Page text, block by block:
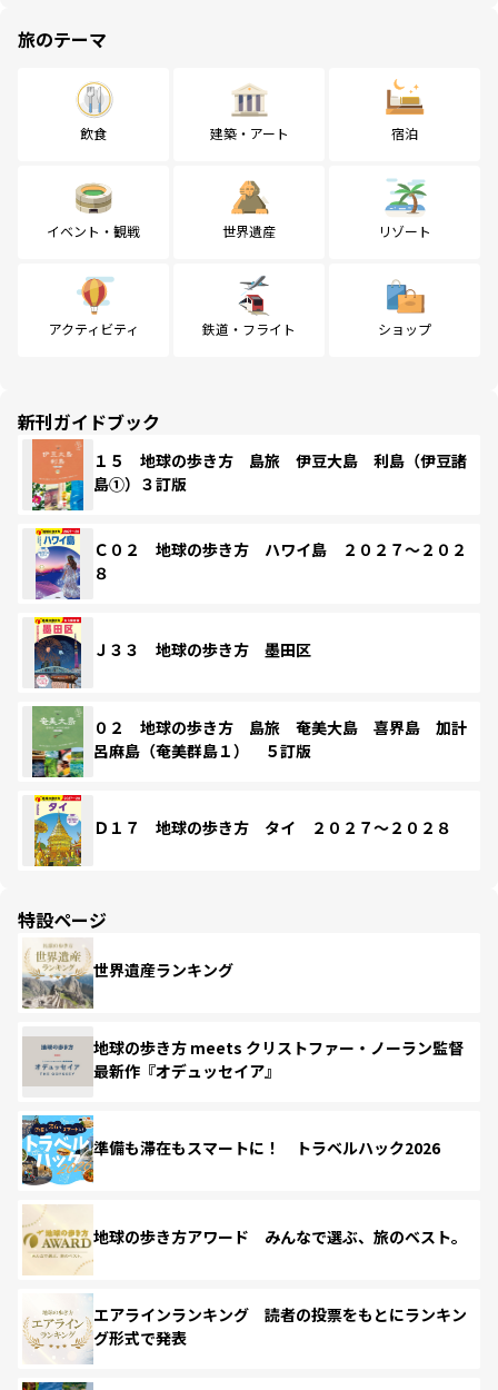
旅のテーマ
飲食 建築・アート 宿泊
イベント・観戦 世界遺産 リゾート
アクティビティ 鉄道・フライト ショップ
新刊ガイドブック
１５ 地球の歩き方 島旅 伊豆大島 利島（伊豆諸
島①）３訂版
Ｃ０２ 地球の歩き方 ハワイ島 ２０２７～２０２
８
Ｊ３３ 地球の歩き方 墨田区
０２ 地球の歩き方 島旅 奄美大島 喜界島 加計
呂麻島（奄美群島１） ５訂版
Ｄ１７ 地球の歩き方 タイ ２０２７～２０２８
特設ページ
世界遺産ランキング
地球の歩き方 meets クリストファー・ノーラン監督
最新作『オデュッセイア』
準備も滞在もスマートに！ トラベルハック2026
地球の歩き方アワード みんなで選ぶ、旅のベスト。
エアラインランキング 読者の投票をもとにランキン
グ形式で発表